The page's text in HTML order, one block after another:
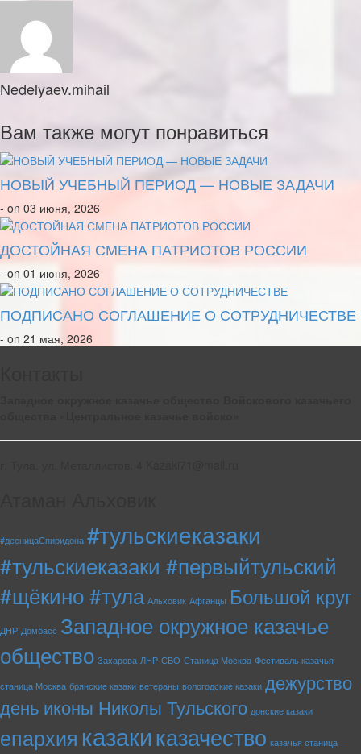
Nedelyaev.mihail
Вам также могут понравиться
НОВЫЙ УЧЕБНЫЙ ПЕРИОД — НОВЫЕ ЗАДАЧИ
- on 03 июня, 2026
ДОСТОЙНАЯ СМЕНА ПАТРИОТОВ РОССИИ
- on 01 июня, 2026
ПОДПИСАНО СОГЛАШЕНИЕ О СОТРУДНИЧЕСТВЕ
- on 21 мая, 2026
#десницаСпиридона #тульскиеказаки
#тульскиеказаки #первыйтульский
#щёкино #тула Альховик Афганцы Большой круг
ДНР Домбасс Западное окружное казачье
общество Захарова ЛНР СВО Станица Москва Фестиваль казачья
станица Москва брянские казаки ветераны вологодские казаки дежурство
день иконы Николы Тульского донские казаки
епархия казакиказачество казачья станица